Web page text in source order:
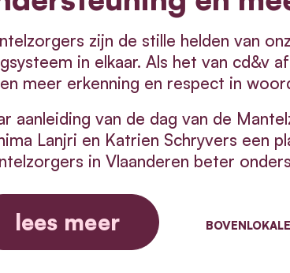
zijn de stille helden van
in elkaar. Als het van cd&v
meer erkenning en respect in
aanleiding van de dag van de
Lanjri en Katrien Schryvers een
in Vlaanderen beter
lees meer